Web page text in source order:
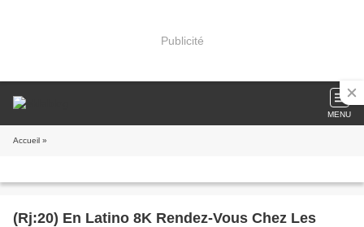
Publicité
MENU
Accueil »
(Rj:20) En Latino 8K Rendez-Vous Chez Les